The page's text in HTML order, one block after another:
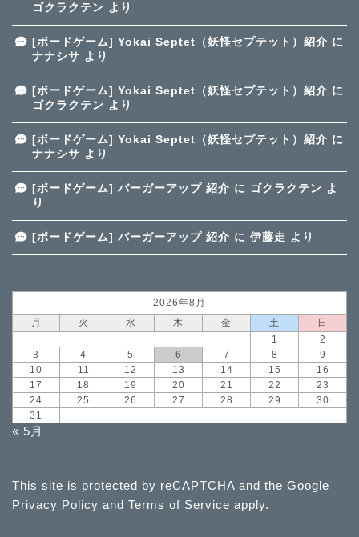
ゴクラクテン より
[ボードゲーム] Yokai Septet（妖怪セプテット）紹介 に
ナナシサ より
[ボードゲーム] Yokai Septet（妖怪セプテット）紹介 に
ゴクラクテン より
[ボードゲーム] Yokai Septet（妖怪セプテット）紹介 に
ナナシサ より
[ボードゲーム] バーガーアップ 紹介 に ゴクラクテン よ
り
[ボードゲーム] バーガーアップ 紹介 に 伊藤走 より
2026年8月
月
火 水 木 金 土
日
1
2
3
4 5 6 7 8
9
10
11 12 13 14 15
16
17
18 19 20 21 22
23
24
25 26 27 28 29
30
31
« 5月
This site is protected by reCAPTCHA and the Google
Privacy Policy and Terms of Service apply.